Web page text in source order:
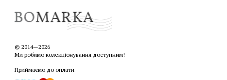
© 2014—2026
Ми робимо колекціонування доступним!
Приймаємо до оплати